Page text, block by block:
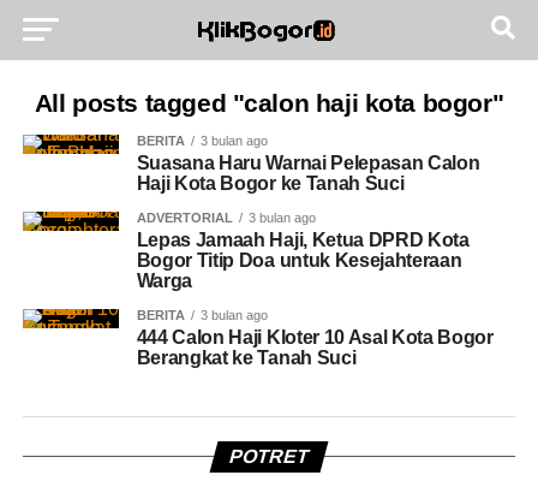
All posts tagged "calon haji kota bogor"
BERITA 3 bulan ago
Suasana Haru Warnai Pelepasan Calon
Haji Kota Bogor ke Tanah Suci
ADVERTORIAL 3 bulan ago
Lepas Jamaah Haji, Ketua DPRD Kota
Bogor Titip Doa untuk Kesejahteraan
Warga
BERITA 3 bulan ago
444 Calon Haji Kloter 10 Asal Kota Bogor
Berangkat ke Tanah Suci
POTRET